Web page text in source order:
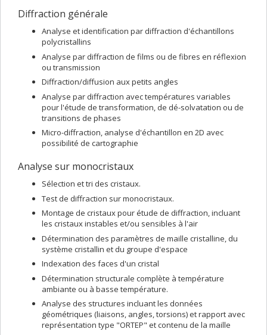
Diffraction générale
Analyse et identification par diffraction d'échantillons
polycristallins
Analyse par diffraction de films ou de fibres en réflexion
ou transmission
Diffraction/diffusion aux petits angles
Analyse par diffraction avec températures variables
pour l'étude de transformation, de dé-solvatation ou de
transitions de phases
Micro-diffraction, analyse d'échantillon en 2D avec
possibilité de cartographie
Analyse sur monocristaux
Sélection et tri des cristaux.
Test de diffraction sur monocristaux.
Montage de cristaux pour étude de diffraction, incluant
les cristaux instables et/ou sensibles à l'air
Détermination des paramètres de maille cristalline, du
système cristallin et du groupe d'espace
Indexation des faces d'un cristal
Détermination structurale complète à température
ambiante ou à basse température.
Analyse des structures incluant les données
géométriques (liaisons, angles, torsions) et rapport avec
représentation type "ORTEP" et contenu de la maille